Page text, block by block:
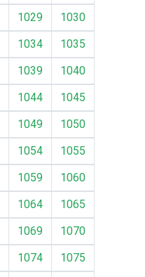
1029
1030
1034
1035
1039
1040
1044
1045
1049
1050
1054
1055
1059
1060
1064
1065
1069
1070
1074
1075